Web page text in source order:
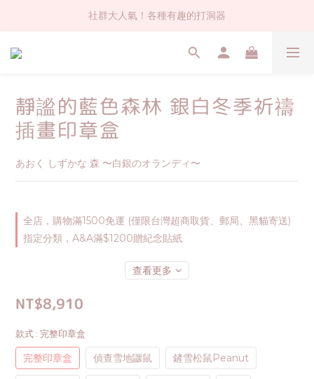
社群大人氣！各種有趣的打洞器
社群大人氣！各種有趣的打洞器
超值$59人氣日本製貼紙！還不買爆
社群大人氣！各種有趣的打洞器
靜謐的藍色森林 銀白冬季祈禱
插畫印章盒
あおく しずかな 森 〜白銀のオランディ〜
全店，購物滿1500免運 (僅限台灣超商取貨、郵局、黑貓寄送)
指定分類，A&A滿$1200贈紀念貼紙
查看更多
NT$8,910
款式 : 完整印章盒
完整印章盒 偵查雪地鼴鼠 鏟雪松鼠Peanut